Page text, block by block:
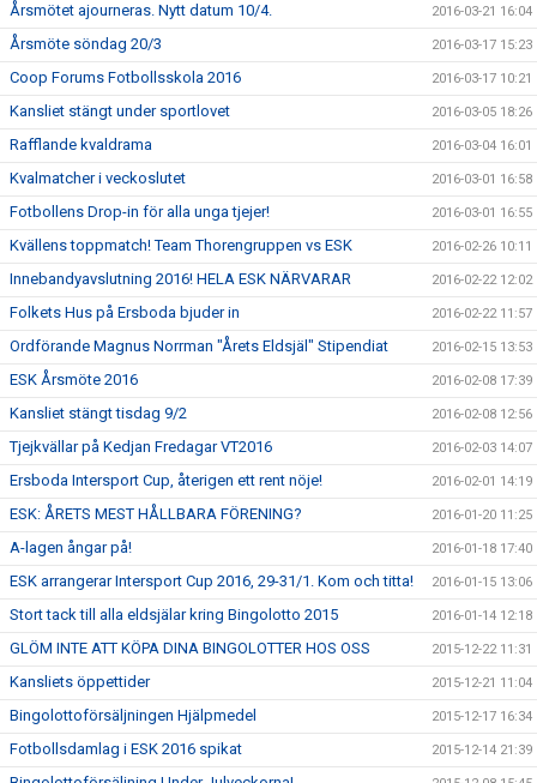
Årsmötet ajourneras. Nytt datum 10/4. 2016-03-21 16:04
Årsmöte söndag 20/3 2016-03-17 15:23
Coop Forums Fotbollsskola 2016 2016-03-17 10:21
Kansliet stängt under sportlovet 2016-03-05 18:26
Rafflande kvaldrama 2016-03-04 16:01
Kvalmatcher i veckoslutet 2016-03-01 16:58
Fotbollens Drop-in för alla unga tjejer! 2016-03-01 16:55
Kvällens toppmatch! Team Thorengruppen vs ESK 2016-02-26 10:11
Innebandyavslutning 2016! HELA ESK NÄRVARAR 2016-02-22 12:02
Folkets Hus på Ersboda bjuder in 2016-02-22 11:57
Ordförande Magnus Norrman "Årets Eldsjäl" Stipendiat 2016-02-15 13:53
ESK Årsmöte 2016 2016-02-08 17:39
Kansliet stängt tisdag 9/2 2016-02-08 12:56
Tjejkvällar på Kedjan Fredagar VT2016 2016-02-03 14:07
Ersboda Intersport Cup, återigen ett rent nöje! 2016-02-01 14:19
ESK: ÅRETS MEST HÅLLBARA FÖRENING? 2016-01-20 11:25
A-lagen ångar på! 2016-01-18 17:40
ESK arrangerar Intersport Cup 2016, 29-31/1. Kom och titta! 2016-01-15 13:06
Stort tack till alla eldsjälar kring Bingolotto 2015 2016-01-14 12:18
GLÖM INTE ATT KÖPA DINA BINGOLOTTER HOS OSS 2015-12-22 11:31
Kansliets öppettider 2015-12-21 11:04
Bingolottoförsäljningen Hjälpmedel 2015-12-17 16:34
Fotbollsdamlag i ESK 2016 spikat 2015-12-14 21:39